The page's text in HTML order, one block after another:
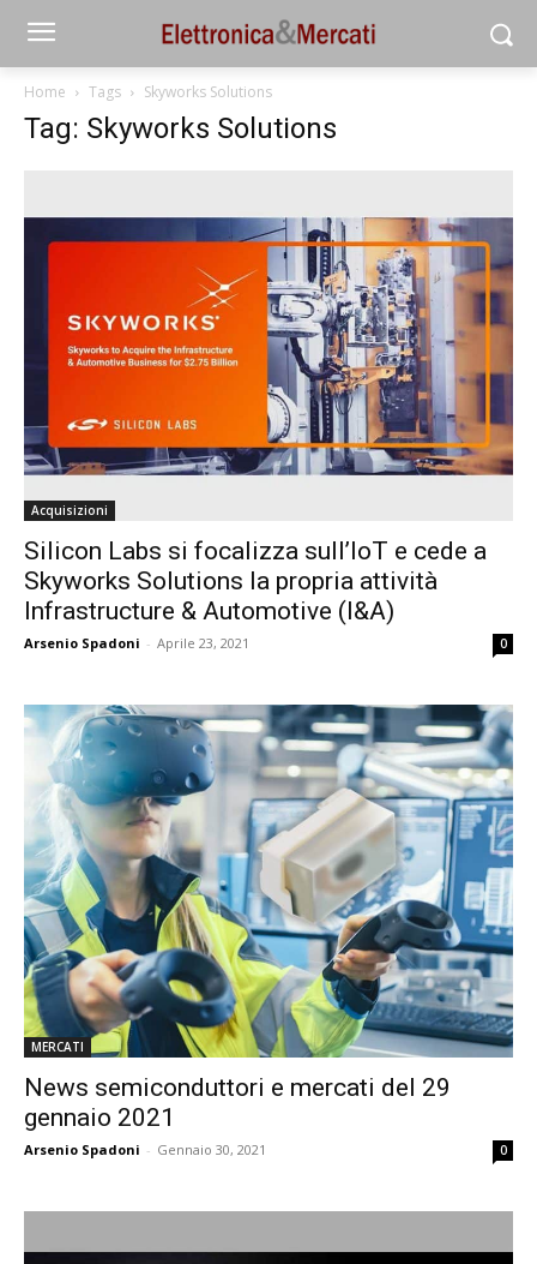
Home Tags Skyworks Solutions
Tag: Skyworks Solutions
Acquisizioni
Silicon Labs si focalizza sull’IoT e cede a
Skyworks Solutions la propria attività
Infrastructure & Automotive (I&A)
Arsenio Spadoni - Aprile 23, 2021 0
MERCATI
News semiconduttori e mercati del 29
gennaio 2021
Arsenio Spadoni - Gennaio 30, 2021 0